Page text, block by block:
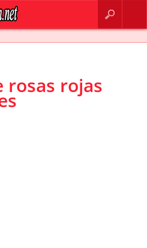
CONTACTO
rosas rojas